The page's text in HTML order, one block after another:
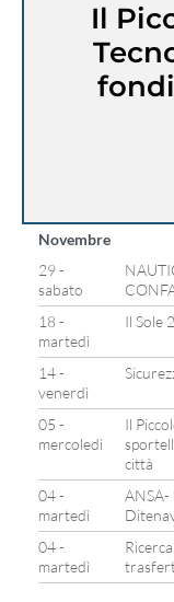
Il
Novembre
29 -
sabato
18 -
martedì
Il Sole
14 -
venerdì
05 -
mercoledì
Il
città
04 -
martedì
ANSA-
04 -
martedì